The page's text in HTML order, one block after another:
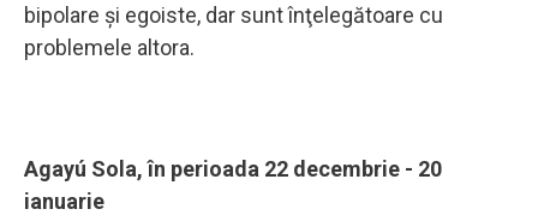
bipolare și egoiste, dar sunt înţelegătoare cu
problemele altora.
Agayú Sola, în perioada 22 decembrie - 20
ianuarie